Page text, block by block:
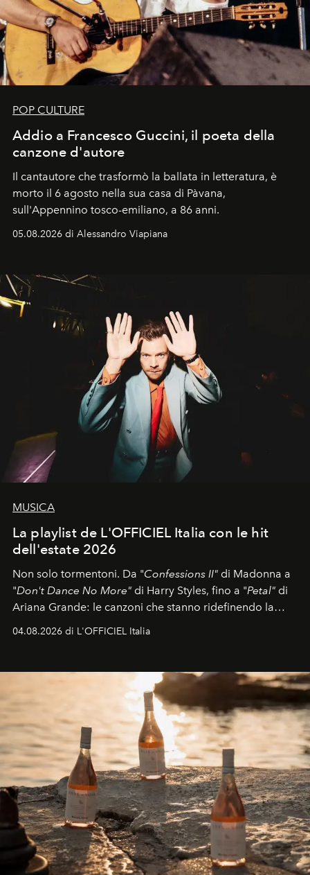
POP CULTURE
Addio a Francesco Guccini, il poeta della
canzone d'autore
Il cantautore che trasformò la ballata in letteratura, è
morto il 6 agosto nella sua casa di Pàvana,
sull'Appennino tosco-emiliano, a 86 anni.
05.08.2026 di Alessandro Viapiana
MUSICA
La playlist de L'OFFICIEL Italia con le hit
dell'estate 2026
Non solo tormentoni. Da "Confessions II" di Madonna a
"Don't Dance No More" di Harry Styles, fino a "Petal" di
Ariana Grande: le canzoni che stanno ridefinendo la
colonna sonora della stagione.
04.08.2026 di L'OFFICIEL Italia